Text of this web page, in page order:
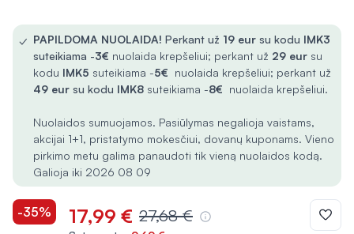
✓ PAPILDOMA NUOLAIDA! Perkant už 19 eur su kodu IMK3
suteikiama -3€ nuolaida krepšeliui; perkant už 29 eur su
kodu IMK5 suteikiama -5€ nuolaida krepšeliui; perkant už
49 eur su kodu IMK8 suteikiama -8€ nuolaida krepšeliui.
Nuolaidos sumuojamos. Pasiūlymas negalioja vaistams,
akcijai 1+1, pristatymo mokesčiui, dovanų kuponams. Vieno
pirkimo metu galima panaudoti tik vieną nuolaidos kodą.
Galioja iki 2026 08 09
-35% 17,99 € 27,68 €